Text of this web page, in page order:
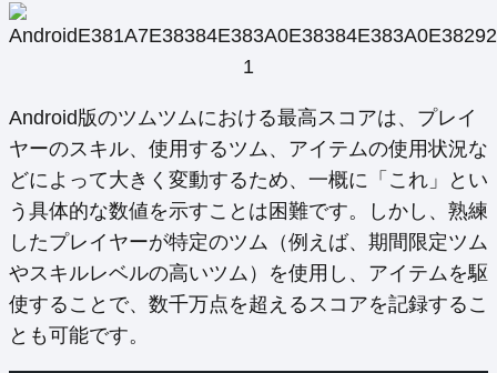
Android版のツムツムにおける最高スコアは、プレイ
ヤーのスキル、使用するツム、アイテムの使用状況な
どによって大きく変動するため、一概に「これ」とい
う具体的な数値を示すことは困難です。しかし、熟練
したプレイヤーが特定のツム（例えば、期間限定ツム
やスキルレベルの高いツム）を使用し、アイテムを駆
使することで、数千万点を超えるスコアを記録するこ
とも可能です。